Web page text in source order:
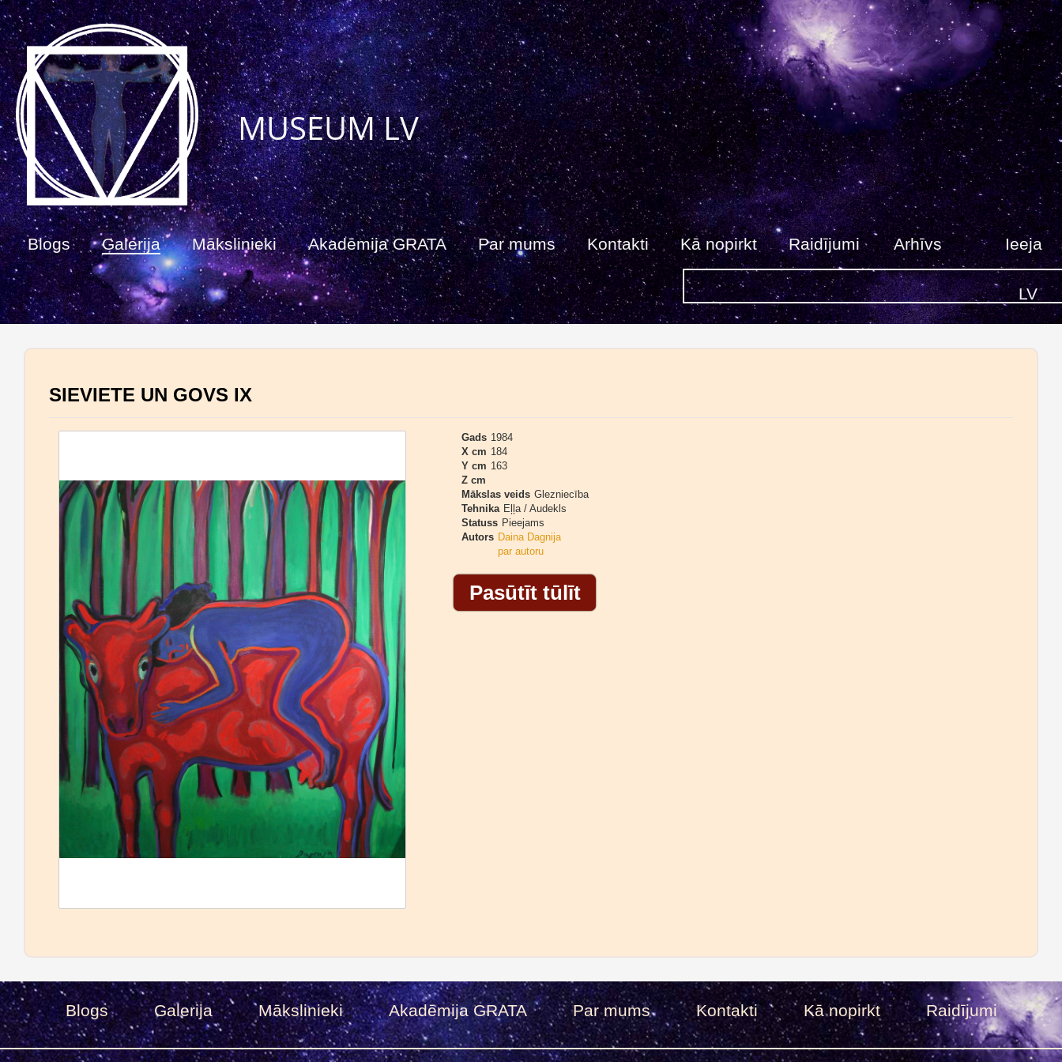
Blogs Galerija Mākslinieki Akadēmija GRATA Par mums Kontakti Kā nopirkt Raidījumi Arhīvs Ieeja
LV
MUSEUM LV
SIEVIETE UN GOVS IX
Gads 1984
X cm 184
Y cm 163
Z cm
Mākslas veids Glezniecība
Tehnika Eļļa / Audekls
Statuss Pieejams
Autors Daina Dagnija
par autoru
Pasūtīt tūlīt
Blogs Galerija Mākslinieki Akadēmija GRATA Par mums Kontakti Kā nopirkt Raidījumi